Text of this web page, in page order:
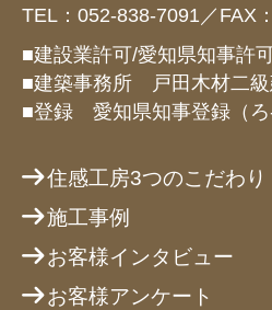
TEL：052-838-7091／FAX
■建設業許可/愛知県知事許
■建築事務所 戸田木材二級
■登録 愛知県知事登録（ろ
住感工房3つのこだわり
施工事例
お客様インタビュー
お客様アンケート